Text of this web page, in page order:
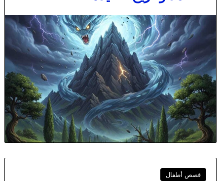
قصص أطفال